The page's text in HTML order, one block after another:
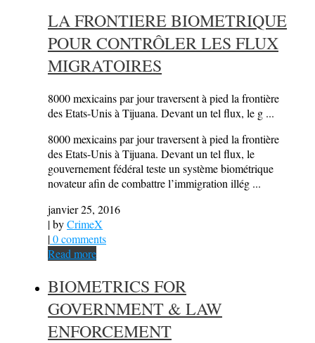
LA FRONTIERE BIOMETRIQUE
POUR CONTRÔLER LES FLUX
MIGRATOIRES
8000 mexicains par jour traversent à pied la frontière
des Etats-Unis à Tijuana. Devant un tel flux, le g ...
8000 mexicains par jour traversent à pied la frontière
des Etats-Unis à Tijuana. Devant un tel flux, le
gouvernement fédéral teste un système biométrique
novateur afin de combattre l’immigration illég ...
janvier 25, 2016
| byCrimeX
|0 comments
Read more
BIOMETRICS FOR
GOVERNMENT & LAW
ENFORCEMENT